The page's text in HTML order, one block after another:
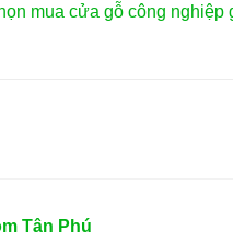
mua cửa gỗ công nghiệp
Tân Phú